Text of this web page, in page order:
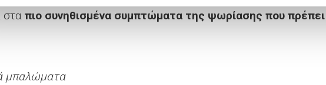
στα πιο συνηθισμένα συμπτώματα της ψωρίασης που πρέπει
μπαλώματα